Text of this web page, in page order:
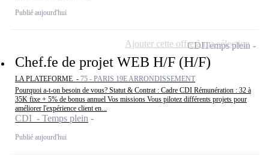
Publié aujourd'hui
Chef.fe de projet WEB H/F (H/F)
LA PLATEFORME - 75 - PARIS 19E ARRONDISSEMENT
Pourquoi a-t-on besoin de vous? Statut & Contrat : Cadre CDI Rémunération : 32 à
35K fixe + 5% de bonus annuel Vos missions Vous pilotez différents projets pour
améliorer l'expérience client en...
CDI - Temps plein
Publié aujourd'hui
CDITemps plein
Ajouter cette offre à ma sélection